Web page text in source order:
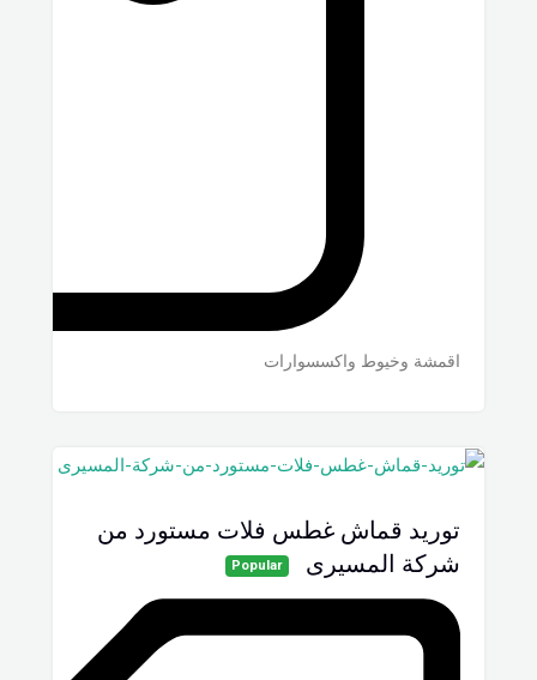
اقمشة وخيوط واكسسوارات
توريد قماش غطس فلات مستورد من
شركة المسيرى
Popular